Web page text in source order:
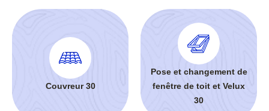
Couvreur 30
Pose et changement de
fenêtre de toit et Velux
30